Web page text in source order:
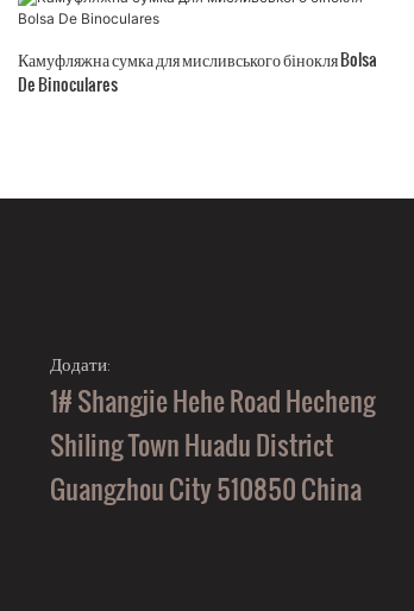
Камуфляжна сумка для мисливського бінокля Bolsa
De Binoculares
Додати:
1# Shangjie Hehe Road Hecheng
Shiling Town Huadu District
Guangzhou City 510850 China